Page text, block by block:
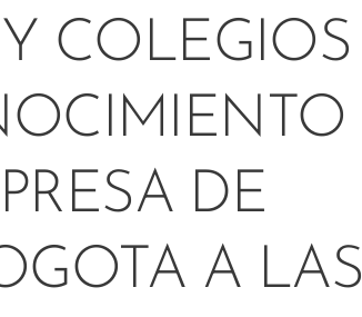
COLEGIOS
DE
A LAS